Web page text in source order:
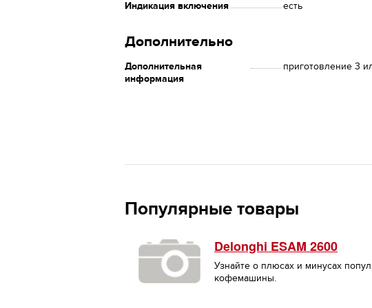
Индикация включения есть
Дополнительно
Дополнительная
информация
приготовление 3
Популярные товары
Delonghi ESAM 2600
Узнайте о плюсах и минусах
кофемашины.